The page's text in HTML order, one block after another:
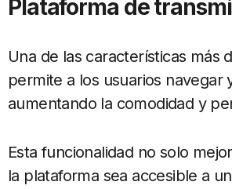
Plataforma de
Una de las características más
permite a los usuarios
aumentando la comodidad y
Esta funcionalidad no solo
la plataforma sea accesible a